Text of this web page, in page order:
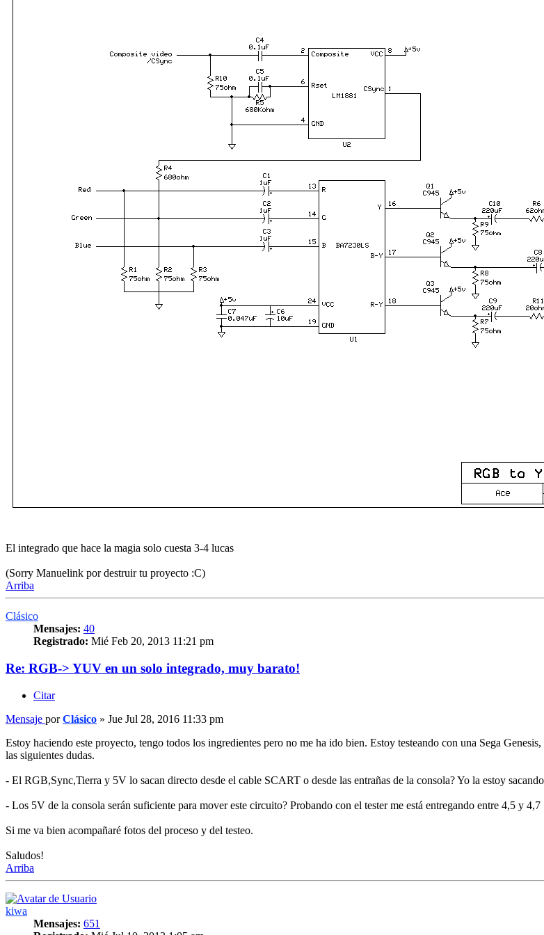
El integrado que hace la magia solo cuesta 3-4 lucas
(Sorry Manuelink por destruir tu proyecto :C)
Arriba
Clásico
Mensajes: 40
Registrado: Mié Feb 20, 2013 11:21 pm
Re: RGB-> YUV en un solo integrado, muy barato!
Citar
Mensaje porClásico » Jue Jul 28, 2016 11:33 pm
Estoy haciendo este proyecto, tengo todos los ingredientes pero no me ha ido bien. Estoy testeando con una Sega
las siguientes dudas.
- El RGB,Sync,Tierra y 5V lo sacan directo desde el cable SCART o desde las entrañas de la consola? Yo la estoy
- Los 5V de la consola serán suficiente para mover este circuito? Probando con el tester me está entregando entre 4,5 y 4,7
Si me va bien acompañaré fotos del proceso y del testeo.
Saludos!
Arriba
kiwa
Mensajes: 651